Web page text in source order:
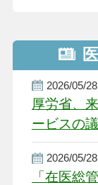
2026/05/28
厚労省、
ービスの
厳しい経
2026/05/28
「在医総